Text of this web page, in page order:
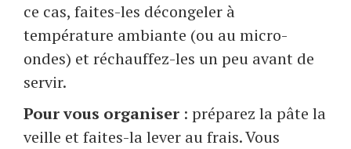
ce cas, faites-les décongeler à
température ambiante (ou au micro-
ondes) et réchauffez-les un peu avant de
servir.
Pour vous organiser : préparez la pâte la
veille et faites-la lever au frais. Vous